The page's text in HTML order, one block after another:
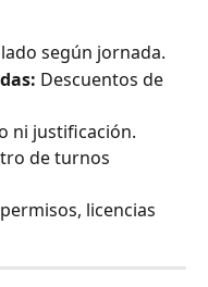
según jornada.
Descuentos de
ni justificación.
de turnos
licencias